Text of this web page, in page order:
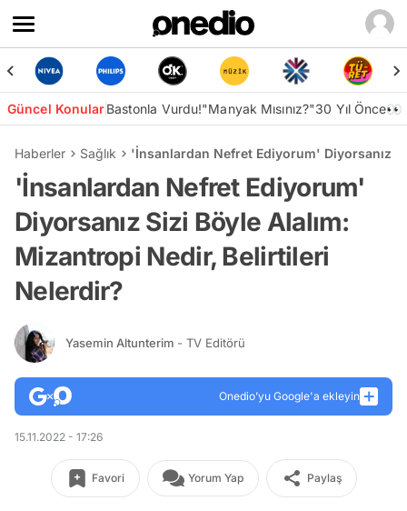
Güncel KonularBastonla Vurdu!"Manyak Mısınız?"30 Yıl Önce👀
Haberler Sağlık 'İnsanlardan Nefret Ediyorum' Diyorsanız
'İnsanlardan Nefret Ediyorum'
Diyorsanız Sizi Böyle Alalım:
Mizantropi Nedir, Belirtileri
Nelerdir?
Yasemin Altunterim - TV Editörü
Onedio’yu Google'a ekleyin
15.11.2022 - 17:26
Favori Yorum Yap Paylaş